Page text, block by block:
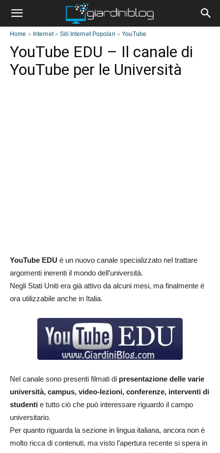
Home » Internet»Siti Internet Popolari »YouTube
YouTube EDU – Il canale di
YouTube per le Università
YouTube EDU è un nuovo canale specializzato nel trattare
argomenti inerenti il mondo dell’università.
Negli Stati Uniti era già attivo da alcuni mesi, ma finalmente è
ora utilizzabile anche in Italia.
Nel canale sono presenti filmati di presentazione delle varie
università, campus, video-lezioni, conferenze, interventi di
studenti e tutto ciò che può interessare riguardo il campo
universitario.
Per quanto riguarda la sezione in lingua italiana, ancora non è
molto ricca di contenuti, ma visto l’apertura recente si spera in